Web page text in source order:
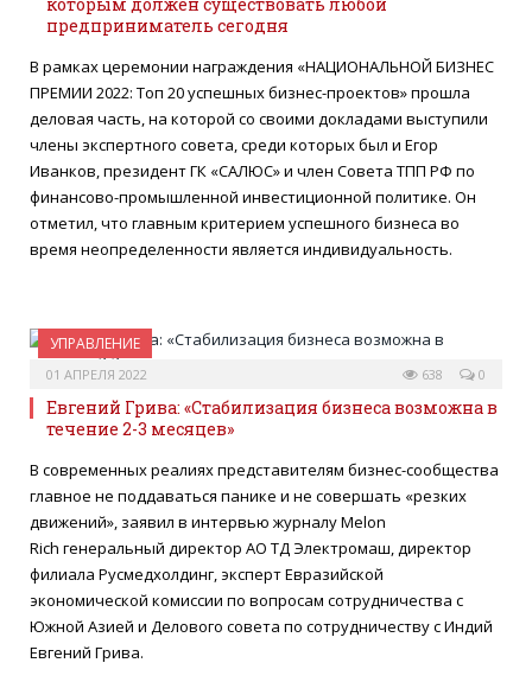
предприниматель сегодня
В рамках церемонии награждения «НАЦИОНАЛЬНОЙ БИЗНЕС
ПРЕМИИ 2022: Топ 20 успешных бизнес-проектов» прошла
деловая часть, на которой со своими докладами выступили
члены экспертного совета, среди которых был и Егор
Иванков, президент ГК «САЛЮС» и член Совета ТПП РФ по
финансово-промышленной инвестиционной политике. Он
отметил, что главным критерием успешного бизнеса во
время неопределенности является индивидуальность.
УПРАВЛЕНИЕ
01 АПРЕЛЯ 2022 0
638
Евгений Грива: «Стабилизация бизнеса возможна в
течение 2-3 месяцев»
В современных реалиях представителям бизнес-сообщества
главное не поддаваться панике и не совершать «резких
движений», заявил в интервью журналу Melon
Rich генеральный директор АО ТД Электромаш, директор
филиала Русмедхолдинг, эксперт Евразийской
экономической комиссии по вопросам сотрудничества с
Южной Азией и Делового совета по сотрудничеству с Индий
Евгений Грива.